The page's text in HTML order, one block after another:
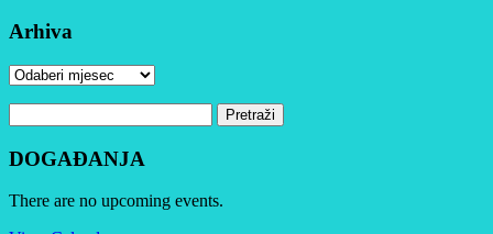
Arhiva
Arhiva
DOGAĐANJA
There are no upcoming events.